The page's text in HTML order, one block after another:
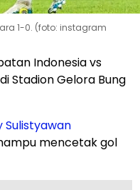
1-0. (foto: instagram
Indonesia vs
Stadion Gelora Bung
Sulistyawan
mencetak gol